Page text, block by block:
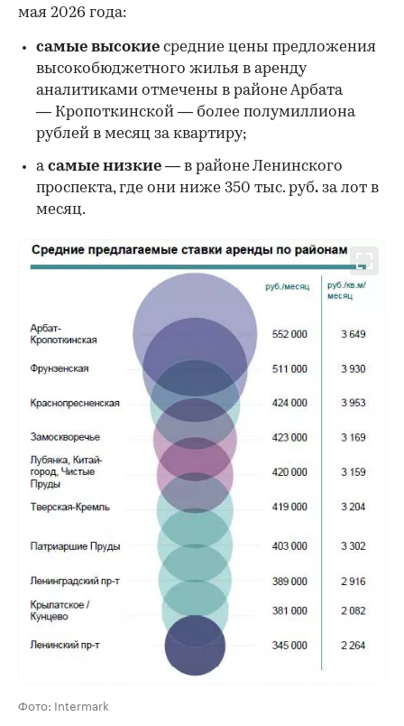
мая 2026 года:
самые высокие средние цены предложения
высокобюджетного жилья в аренду
аналитиками отмечены в районе Арбата
— Кропоткинской — более полумиллиона
рублей в месяц за квартиру;
асамые низкие — в районе Ленинского
проспекта, где они ниже 350 тыс. руб. за лот в
месяц.
Фото: Intermark